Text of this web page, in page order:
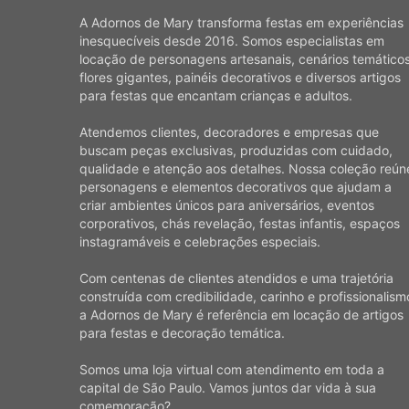
A Adornos de Mary transforma festas em experiências
inesquecíveis desde 2016. Somos especialistas em
locação de personagens artesanais, cenários
flores gigantes, painéis decorativos e diversos artigos
para festas que encantam crianças e adultos.
Atendemos clientes, decoradores e empresas que
buscam peças exclusivas, produzidas com cuidado,
qualidade e atenção aos detalhes. Nossa coleção
personagens e elementos decorativos que ajudam a
criar ambientes únicos para aniversários, eventos
corporativos, chás revelação, festas infantis, espaços
instagramáveis e celebrações especiais.
Com centenas de clientes atendidos e uma trajetória
construída com credibilidade, carinho e
a Adornos de Mary é referência em locação de artigos
para festas e decoração temática.
Somos uma loja virtual com atendimento em toda a
capital de São Paulo. Vamos juntos dar vida à sua